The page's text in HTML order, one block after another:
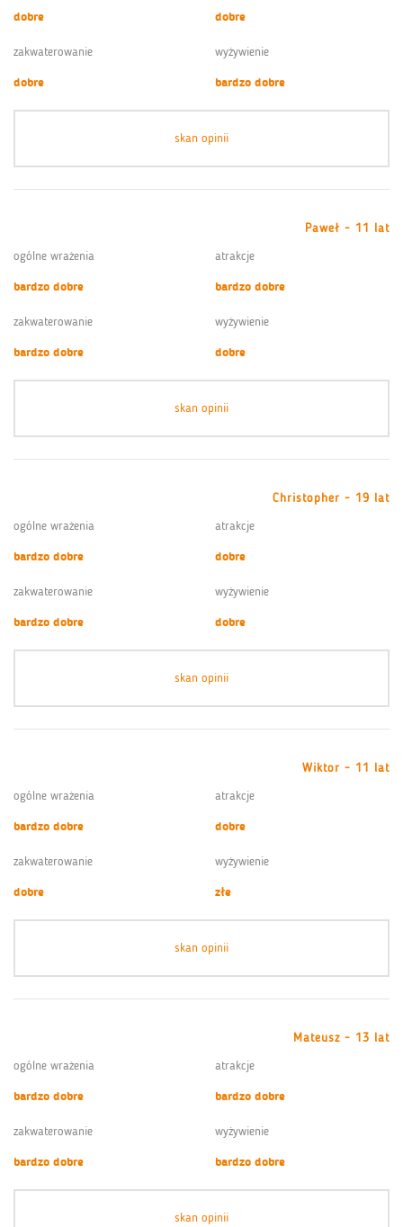
dobre dobre
zakwaterowanie
dobre
wyżywienie
bardzo dobre
skan opinii
Paweł - 11 lat
ogólne wrażenia
bardzo dobre
atrakcje
bardzo dobre
zakwaterowanie
bardzo dobre
wyżywienie
dobre
skan opinii
Christopher - 19 lat
ogólne wrażenia
bardzo dobre
atrakcje
dobre
zakwaterowanie
bardzo dobre
wyżywienie
dobre
skan opinii
Wiktor - 11 lat
ogólne wrażenia
bardzo dobre
atrakcje
dobre
zakwaterowanie
dobre
wyżywienie
złe
skan opinii
Mateusz - 13 lat
ogólne wrażenia
bardzo dobre
atrakcje
bardzo dobre
zakwaterowanie
bardzo dobre
wyżywienie
bardzo dobre
skan opinii